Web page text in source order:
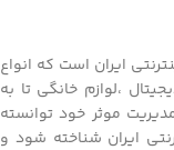
ایران است که انواع
،لوازم خانگی تا به
موثر خود توانسته
ایران شناخته شود و